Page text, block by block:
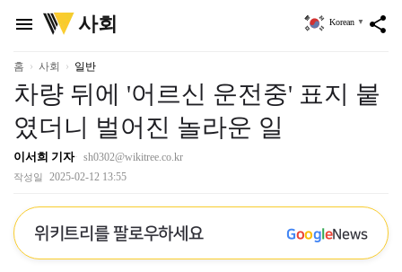
menu
위
키
리
사회 share
Korean ▼
홈 사회 일반
차량 뒤에 '어르신 운전중' 표지 붙
였더니 벌어진 놀라운 일
이서희 기자 sh0302@wikitree.co.kr
작성일 2025-02-12 13:55
위키트리를 팔로우하세요 GoogleNews